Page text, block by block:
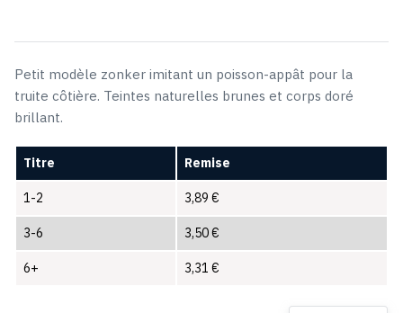
Petit modèle zonker imitant un poisson-appât pour la
truite côtière. Teintes naturelles brunes et corps doré
brillant.
Titre Remise
1-2 3,89 €
3-6 3,50€
6+ 3,31 €